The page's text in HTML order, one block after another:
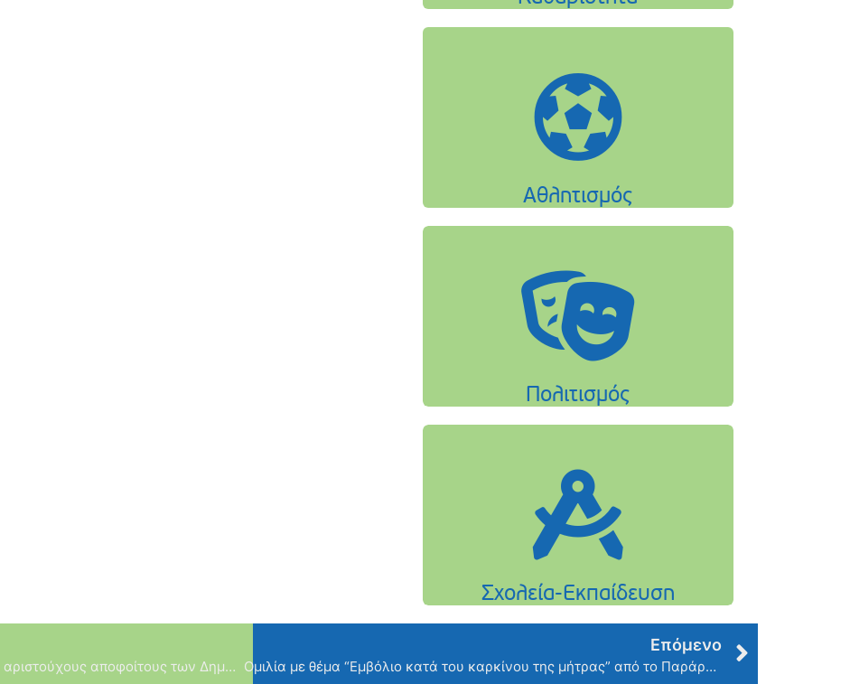
Εκδήλωση Απονομής Επαίνων στους αριστούχους αποφοίτους των Δημοσίων Λυκείων του Δήμου μας
Επόμενο
Ομιλία με θέμα “Εμβόλιο κατά του καρκίνου της μήτρας” από το Παράρτημα Φιλοθέης Ψυχικού της Ε.Α.Ε